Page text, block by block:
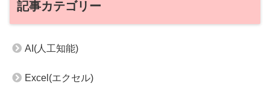
記事カテゴリー
AI(人工知能)
Excel(エクセル)